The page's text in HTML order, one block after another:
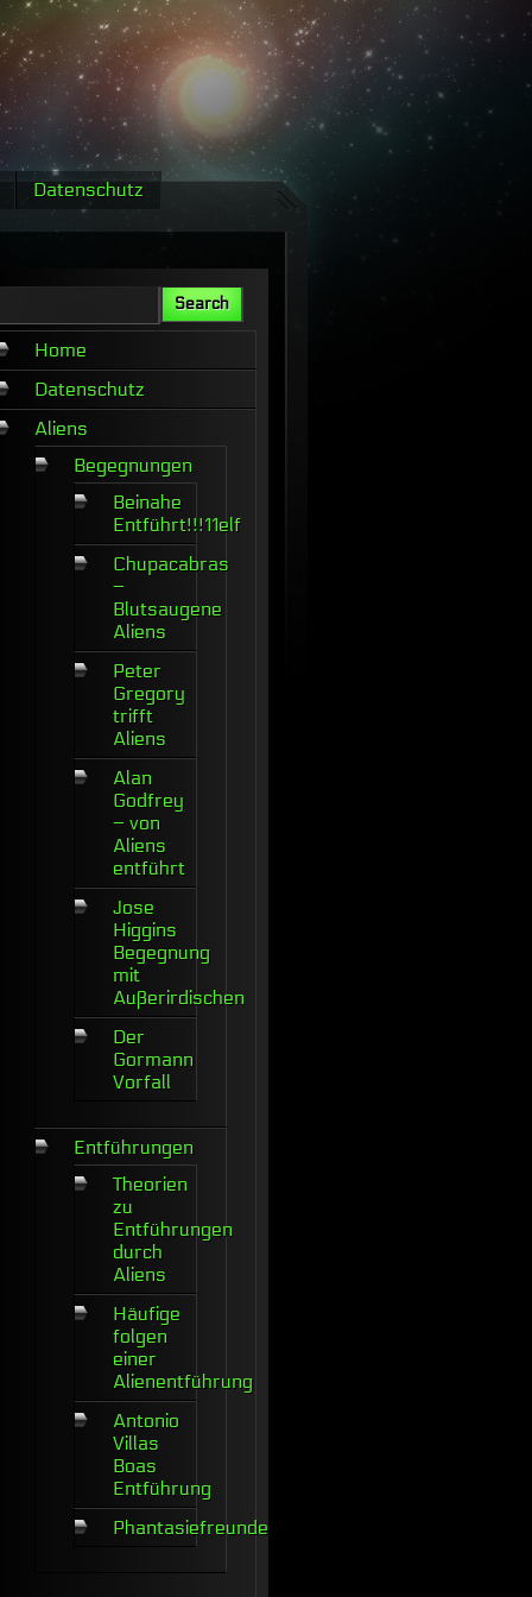
Datenschutz
Home
Datenschutz
Aliens
Begegnungen
Beinahe
Entführt!!!11elf
Chupacabras
–
Blutsaugene
Aliens
Peter
Gregory
trifft
Aliens
Alan
Godfrey
– von
Aliens
entführt
Jose
Higgins
Begegnung
mit
Außerirdischen
Der
Gormann
Vorfall
Entführungen
Theorien
zu
Entführungen
durch
Aliens
Häufige
folgen
einer
Alienentführung
Antonio
Villas
Boas
Entführung
Phantasiefreunde